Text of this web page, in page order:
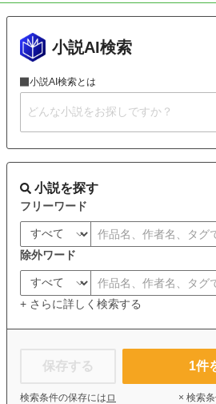
小説AI検索
小説AI検索とは
小説を探す
フリーワード
除外ワード
+ さらに詳しく検索する
保存する
検索条件の保存には ロ
1件
× 検索